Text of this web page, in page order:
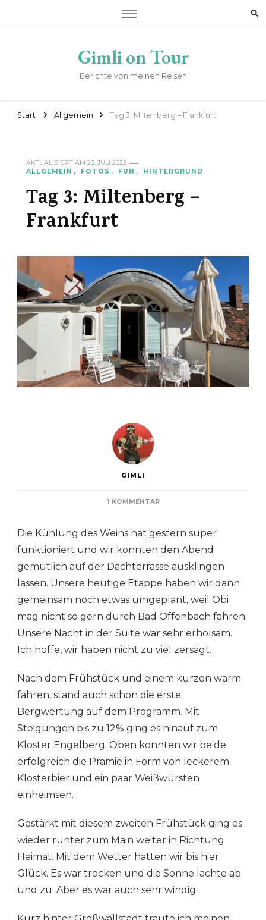
Gimli on Tour
Berichte von meinen Reisen
Start Allgemein Tag 3: Miltenberg – Frankfurt
AKTUALISIERT AM 23. JULI 2022
ALLGEMEIN
FOTOS FUN HINTERGRUND
Tag 3: Miltenberg –
Frankfurt
GIMLI
1 KOMMENTARZU
MILTENBERG
FRANKFURT
Die Kühlung des Weins hat gestern super
funktioniert und wir konnten den Abend
gemütlich auf der Dachterrasse ausklingen
lassen. Unsere heutige Etappe haben wir dann
gemeinsam noch etwas umgeplant, weil Obi
mag nicht so gern durch Bad Offenbach fahren.
Unsere Nacht in der Suite war sehr erholsam.
Ich hoffe, wir haben nicht zu viel zersägt.
Nach dem Frühstück und einem kurzen warm
fahren, stand auch schon die erste
Bergwertung auf dem Programm. Mit
Steigungen bis zu 12% ging es hinauf zum
Kloster Engelberg. Oben konnten wir beide
erfolgreich die Prämie in Form von leckerem
Klosterbier und ein paar Weißwürsten
einheimsen.
Gestärkt mit diesem zweiten Frühstück ging es
wieder runter zum Main weiter in Richtung
Heimat. Mit dem Wetter hatten wir bis hier
Glück. Es war trocken und die Sonne lachte ab
und zu. Aber es war auch sehr windig.